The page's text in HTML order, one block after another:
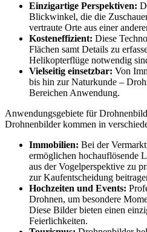
Einzigartige Perspektiven:
Blickwinkel, die die
vertraute Orte aus einer
Kosteneffizient: Diese
Flächen samt Details zu
Helikopterflüge notwendig
Vielseitig einsetzbar: Von
bis hin zur Naturkunde –
Bereichen Anwendung.
Anwendungsgebiete für
Drohnenbilder kommen in
Immobilien: Bei der
ermöglichen hochauflösende
aus der Vogelperspektive zu
zur Kaufentscheidung
Hochzeiten und Events:
Drohnen, um besondere
Diese Bilder bieten einen
Feierlichkeiten.